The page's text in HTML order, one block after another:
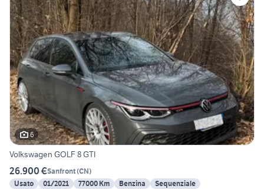
6
Volkswagen GOLF 8 GTI
26.900 €Sanfront(CN)
Usato
01/2021 77000 Km Benzina
Sequenziale